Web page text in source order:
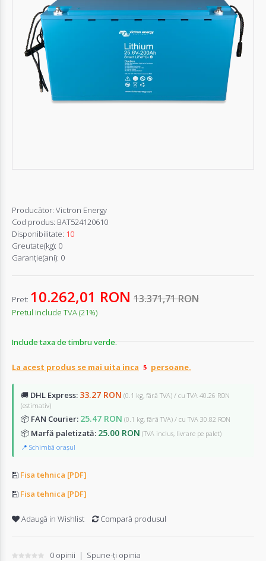
Autentifică-
Înregistrează-
Producător: Victron Energy
Cod produs: BAT524120610
Disponibilitate: 10
Greutate(kg): 0
Garanţie(ani): 0
Pret: 10.262,01 RON 13.371,71 RON
Pretul include TVA (21%)
Include taxa de timbru verde.
La acest produs se mai uita inca persoane.
🚚 DHL Express: 33.27 RON (0.1 kg, fără TVA) / cu TVA 40.26 RON
(estimativ)
📦 FAN Courier: 25.47 RON (0.1 kg, fără TVA) / cu TVA 30.82 RON
📦 Marfă paletizată: 25.00 RON (TVA inclus, livrare pe palet)
📍 Schimbă orașul
Fisa tehnica [PDF]
Fisa tehnica [PDF]
Adaugă in Wishlist Compară produsul
0 opinii | Spune-ţi opinia